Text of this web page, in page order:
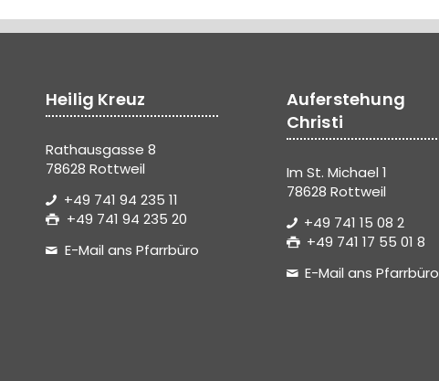
Heilig Kreuz
Rathausgasse 8
78628 Rottweil
+49 741 94 235 11
+49 741 94 235 20
E-Mail ans Pfarrbüro
Auferstehung
Christi
Im St. Michael 1
78628 Rottweil
+49 741 15 08 2
+49 741 17 55 01 8
E-Mail ans Pfarrbüro